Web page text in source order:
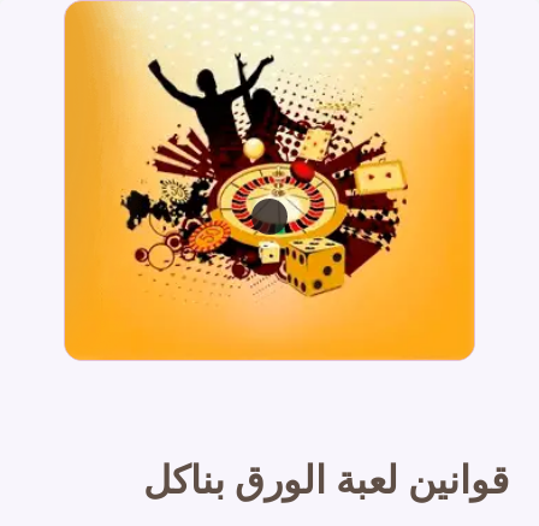
قوانين لعبة الورق بناكل